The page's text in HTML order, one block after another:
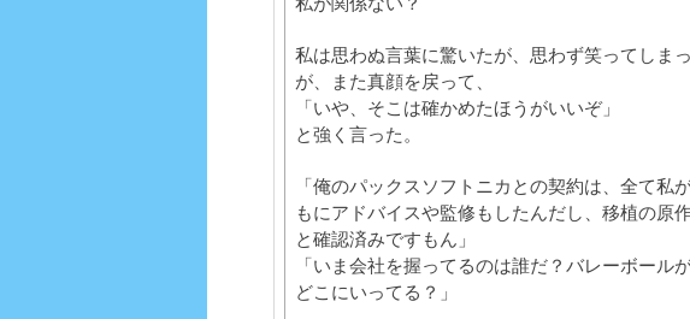
私は思わぬ言葉に驚いたが、思わず笑ってしま
が、また真顔を戻って、
「いや、そこは確かめたほうがいいぞ」
と強く言った。
「俺のパックスソフトニカとの契約は、全て
もにアドバイスや監修もしたんだし、移植の原
と確認済みですもん」
「いま会社を握ってるのは誰だ？バレーボール
どこにいってる？」